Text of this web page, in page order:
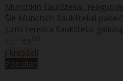
Munchkin šaukšteliai,
Šie Munchkin šaukšteliai
Jums tereikia šaukštelio galiuką
€690
Populiari